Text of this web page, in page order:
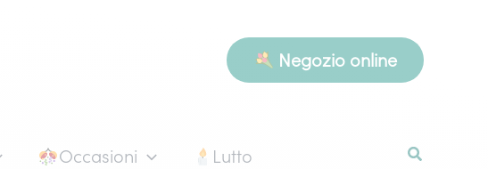
Negozio online
Occasioni Lutto